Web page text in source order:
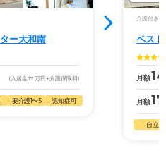
ー大和南
(入居金17 万円 +介護保険料)
要介護1〜5 認知症可
介護付き有
ベス
月額
月額
自立